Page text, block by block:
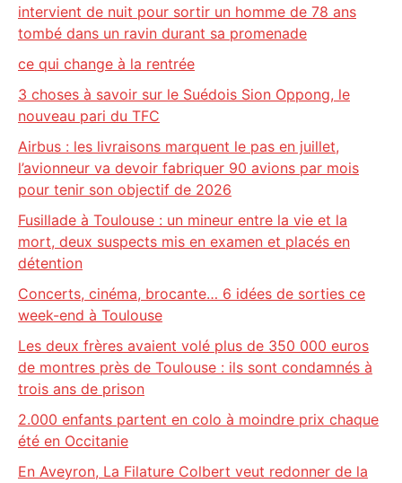
intervient de nuit pour sortir un homme de 78 ans
tombé dans un ravin durant sa promenade
ce qui change à la rentrée
3 choses à savoir sur le Suédois Sion Oppong, le
nouveau pari du TFC
Airbus : les livraisons marquent le pas en juillet,
l’avionneur va devoir fabriquer 90 avions par mois
pour tenir son objectif de 2026
Fusillade à Toulouse : un mineur entre la vie et la
mort, deux suspects mis en examen et placés en
détention
Concerts, cinéma, brocante… 6 idées de sorties ce
week-end à Toulouse
Les deux frères avaient volé plus de 350 000 euros
de montres près de Toulouse : ils sont condamnés à
trois ans de prison
2.000 enfants partent en colo à moindre prix chaque
été en Occitanie
En Aveyron, La Filature Colbert veut redonner de la